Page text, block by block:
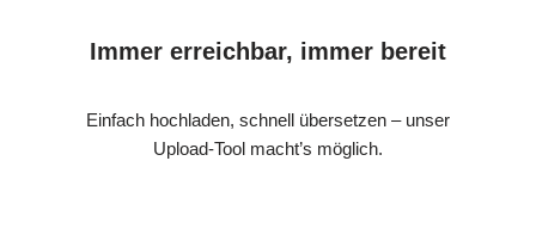
Immer erreichbar, immer bereit
Einfach hochladen, schnell übersetzen – unser
Upload-Tool macht’s möglich.